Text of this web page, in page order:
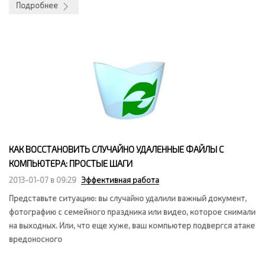
Подробнее
КАК ВОССТАНОВИТЬ СЛУЧАЙНО УДАЛЕННЫЕ ФАЙЛЫ С
КОМПЬЮТЕРА: ПРОСТЫЕ ШАГИ
2013-01-07 в 09:29 Эффективная работа
Представьте ситуацию: вы случайно удалили важный документ,
фотографию с семейного праздника или видео, которое снимали
на выходных. Или, что еще хуже, ваш компьютер подвергся атаке
вредоносного